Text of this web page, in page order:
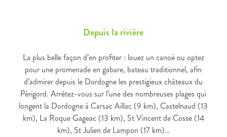
Depuis la rivière
La plus belle façon d’en profiter : louez un canoë ou optez
pour une promenade en gabare, bateau traditionnel, afin
d’admirer depuis le Dordogne les prestigieux châteaux du
Périgord. Arrêtez-vous sur l’une des nombreuses plages qui
longent la Dordogne à Carsac Aillac (9 km), Castelnaud (13
km), La Roque Gageac (13 km), St Vincent de Cosse (14
km), St Julien de Lampon (17 km)…